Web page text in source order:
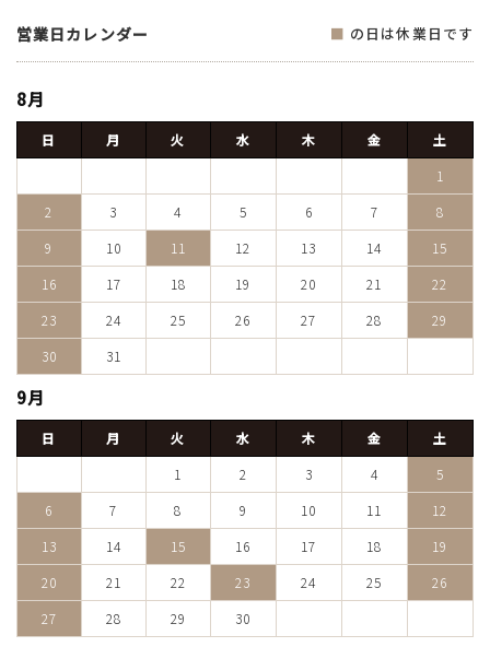
営業日カレンダー ■ の日は休業日です
8月
日 月 火 水 木 金
土
1
2
3 4 5 6 7
8
9
10 11 12 13 14
15
16
17 18 19 20 21
22
23
24 25 26 27 28
29
30
31
9月
日 月 火 水 木 金
土
1
2 3 4
5
6
7 8 9 10 11
12
13
14 15 16 17 18
19
20
21 22 23 24 25
26
27
28 29 30